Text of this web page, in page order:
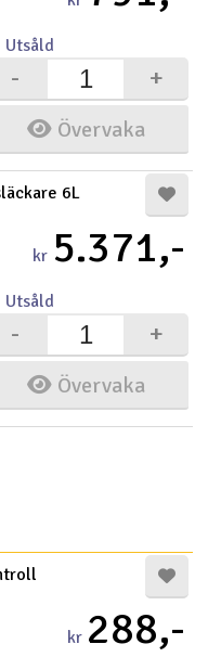
Övervaka
+
-
Utsåld
6L
kr 5.371,-
Övervaka
+
-
Utsåld
kr 288,-